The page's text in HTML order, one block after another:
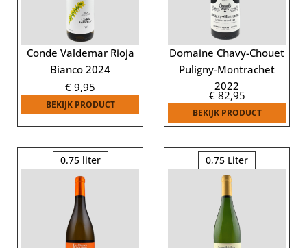
Conde Valdemar Rioja
Bianco 2024
€ 9,95
BEKIJK PRODUCT
Domaine Chavy-Chouet
Puligny-Montrachet
2022
€82,95
BEKIJK PRODUCT
0.75 liter 0,75 Liter